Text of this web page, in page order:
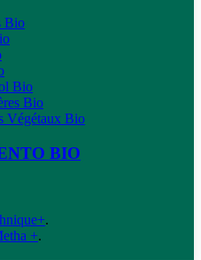
Bio
Bio
Bio
Végétaux Bio
BIO
.
+.